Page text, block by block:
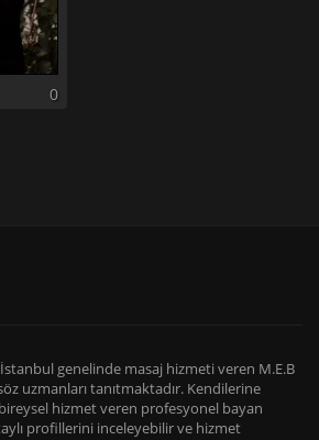
0
genelinde masaj hizmeti veren M.E.B
uzmanları tanıtmaktadır. Kendilerine
bireysel hizmet veren profesyonel bayan
profillerini inceleyebilir ve hizmet